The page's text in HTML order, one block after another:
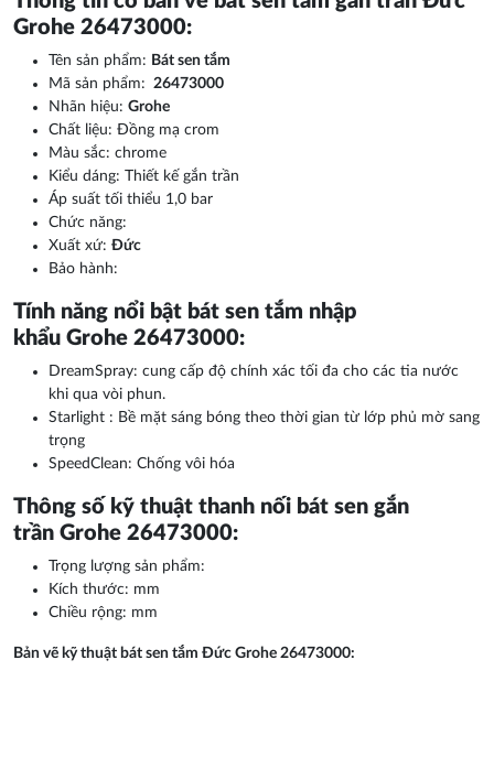
Grohe 26473000:
Tên sản phẩm: Bát sen tắm
Mã sản phẩm: 26473000
Nhãn hiệu: Grohe
Chất liệu: Đồng mạ crom
Màu sắc: chrome
Kiểu dáng: Thiết kế gắn trần
Áp suất tối thiểu 1,0 bar
Chức năng:
Xuất xứ: Đức
Bảo hành:
Tính năng nổi bật bát sen tắm nhập
khẩu Grohe 26473000:
DreamSpray: cung cấp độ chính xác tối đa cho các tia nước
khi qua vòi phun.
Starlight : Bề mặt sáng bóng theo thời gian từ lớp phủ mờ sang
trọng
SpeedClean: Chống vôi hóa
Thông số kỹ thuật thanh nối bát sen gắn
trần Grohe 26473000:
Trọng lượng sản phẩm:
Kích thước: mm
Chiều rộng: mm
Bản vẽ kỹ thuật bát sen tắm Đức Grohe 26473000: